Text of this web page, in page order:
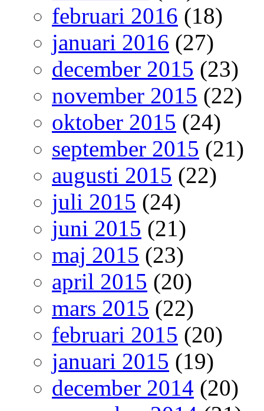
februari 2016 (18)
januari 2016 (27)
december 2015 (23)
november 2015 (22)
oktober 2015 (24)
september 2015 (21)
augusti 2015 (22)
juli 2015 (24)
juni 2015 (21)
maj 2015 (23)
april 2015 (20)
mars 2015 (22)
februari 2015 (20)
januari 2015 (19)
december 2014 (20)